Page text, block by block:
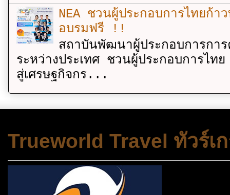
NEA ชวนผู้ประกอบการไทยก้า
อบรมฟรี !!
สถาบันพัฒนาผู้ประกอบการกา
ระหว่างประเทศ ชวนผู้ประกอบการไท
สู่เศรษฐกิจกร...
Trueworld Travel ทัวร์เ